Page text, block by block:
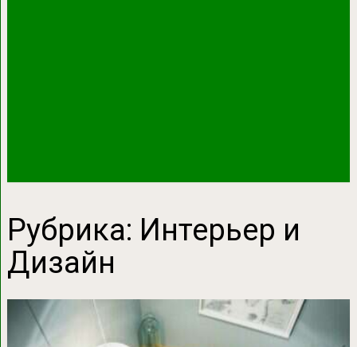
Рубрика: Интерьер и
Дизайн